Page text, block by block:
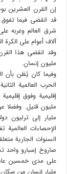
إن القرن العشرين
قد انقضى فيما
شرق العالم وغربه
آلاف أعوام على الكرة
وقد انقضى هذا
مليون إنسان.
وفيما كان يُظن بأن
الحرب العالمية
إقليمية وفوق
مليار إلى ترليون
الإحصاءات
السنوات الجارية
صاروخ إسبارو
على مدى خمسين
مليار إنسان من سكان